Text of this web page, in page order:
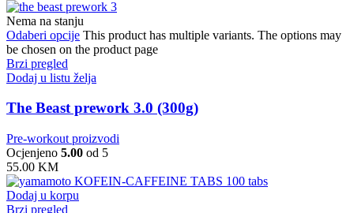
Nema na stanju
Odaberi opcije This product has multiple variants. The options may
be chosen on the product page
Brzi pregled
Dodaj u listu želja
The Beast prework 3.0 (300g)
Pre-workout proizvodi
Ocjenjeno 5.00 od 5
55.00 KM
Dodaj u korpu
Brzi pregled